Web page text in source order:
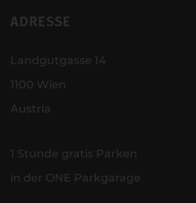
ADRESSE
Landgutgasse 14
1100 Wien
Austria
1 Stunde gratis Parken
in der ONE Parkgarage